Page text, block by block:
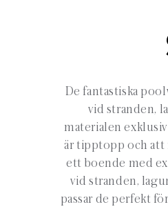
­­De fantastiska
vid stranden,
materialen
är tipptopp och att
ett boende med
vid stranden,
passar de perfekt